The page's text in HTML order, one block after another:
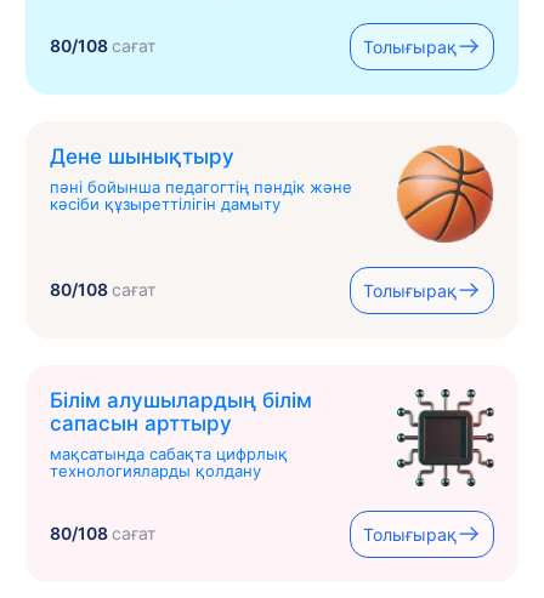
80/108сағат Толығырақ
Дене шынықтыру
пәні бойынша педагогтің пәндік және
кәсіби құзыреттілігін дамыту
80/108сағат Толығырақ
Білім алушылардың білім
сапасын арттыру
мақсатында сабақта цифрлық
технологияларды қолдану
80/108сағат Толығырақ